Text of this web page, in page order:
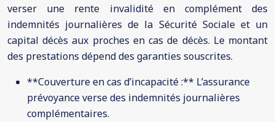
verser une rente invalidité en complément des
indemnités journalières de la Sécurité Sociale et un
capital décès aux proches en cas de décès. Le montant
des prestations dépend des garanties souscrites.
**Couverture en cas d’incapacité :** L’assurance
prévoyance verse des indemnités journalières
complémentaires.